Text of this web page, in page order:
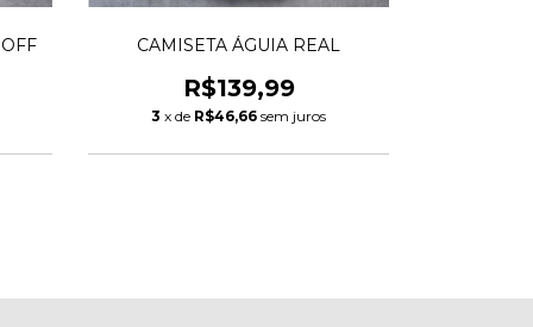
CAMISETA ÁGUIA REAL
R$139,99
3 x de R$46,66 sem juros